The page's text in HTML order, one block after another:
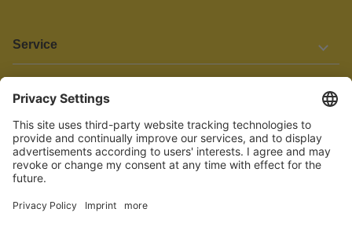
Service
Informationen
Barrierefreiheit
Wir bemühen uns, unsere Website barrierefrei zu gestalten.
Einige Inhalte und Funktionen sind derzeit jedoch noch nicht
vollständig zugänglich. Wenn Sie auf Barrieren stoßen oder Hilfe
benötigen, kontaktieren Sie uns bitte unter service[at]knutzen.de.
Vertrag widerrufen